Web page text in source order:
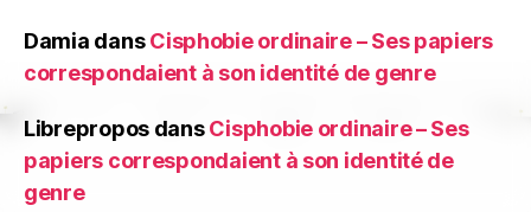
Damia dansCisphobie ordinaire – Ses papiers
correspondaient à son identité de genre
Librepropos dansCisphobie ordinaire – Ses
papiers correspondaient à son identité de
genre